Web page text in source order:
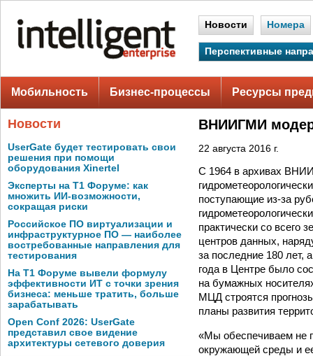
Новости Номера
Перспективные
Мобильность Бизнес-процессы Ресурсы
Новости
UserGate будет тестировать свои
решения при помощи
оборудования Xinertel
Эксперты на Т1 Форуме: как
множить ИИ-возможности,
сокращая риски
Российское ПО виртуализации и
инфраструктурное ПО — наиболее
востребованные направления для
тестирования
На Т1 Форуме вывели формулу
эффективности ИТ с точки зрения
бизнеса: меньше тратить, больше
зарабатывать
Open Conf 2026: UserGate
представил свое видение
архитектуры сетевого доверия
ВНИИГМИ
22 августа 2016 г.
С 1964 в архивах
поступающие из-за
практически со
центров данных,
за последние 180 лет,
года в Центре было
на бумажных
МЦД строятся
планы развития
«Мы обеспечиваем не
окружающей среды и